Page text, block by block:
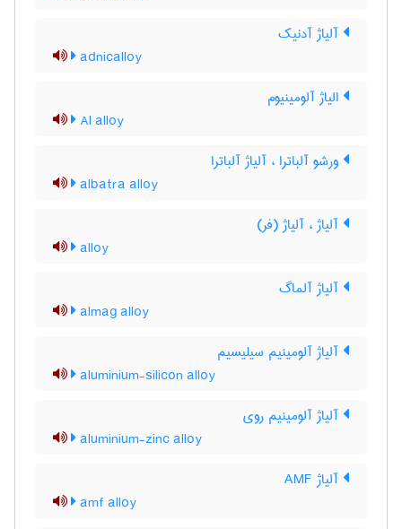
آلیاژ آدنیک
adnicalloy
الیاژ آلومینیوم
Al alloy
ورشو آلباترا ، آلیاژ آلباترا
albatra alloy
آلیاژ ، آلیاژ (فر)
alloy
آلیاژ آلماگ
almag alloy
آلیاژ آلومینیم سیلیسیم
aluminium-silicon alloy
آلیاژ آلومینیم روی
aluminium-zinc alloy
آلیاژ AMF
amf alloy